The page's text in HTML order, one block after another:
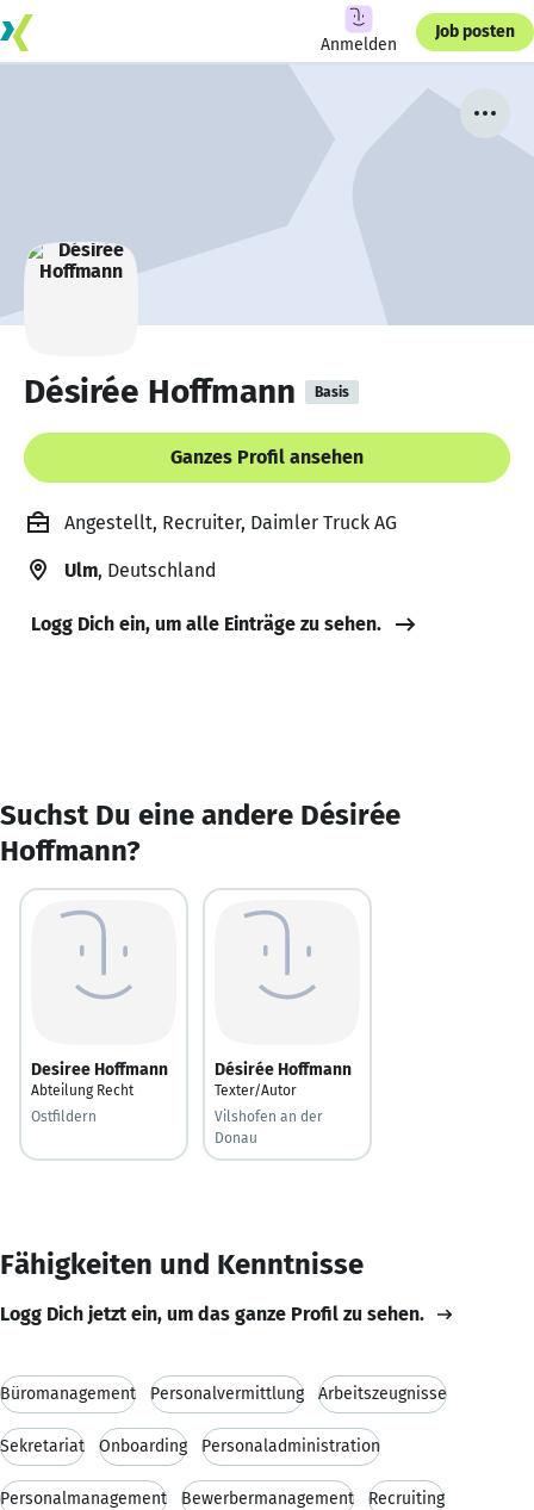
Anmelden
Job posten
Désirée Hoffmann Basis
Ganzes Profil ansehen
Angestellt, Recruiter, Daimler Truck AG
Ulm, Deutschland
Logg Dich ein, um alle Einträge zu sehen.
Suchst Du eine andere Désirée
Hoffmann?
Desiree Hoffmann
Abteilung Recht
Ostfildern
Désirée Hoffmann
Texter/Autor
Vilshofen an der
Donau
Fähigkeiten und Kenntnisse
Logg Dich jetzt ein, um das ganze Profil zu sehen.
Büromanagement Personalvermittlung Arbeitszeugnisse
Sekretariat Onboarding Personaladministration
Personalmanagement Bewerbermanagement Recruiting